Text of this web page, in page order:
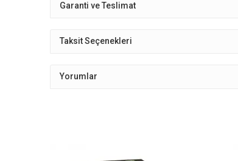
Garanti ve Teslimat
Taksit Seçenekleri
Yorumlar